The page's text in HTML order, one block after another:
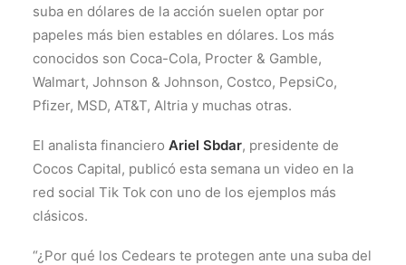
suba en dólares de la acción suelen optar por
papeles más bien estables en dólares. Los más
conocidos son Coca-Cola, Procter & Gamble,
Walmart, Johnson & Johnson, Costco, PepsiCo,
Pfizer, MSD, AT&T, Altria y muchas otras.
El analista financiero Ariel Sbdar, presidente de
Cocos Capital, publicó esta semana un video en la
red social Tik Tok con uno de los ejemplos más
clásicos.
“¿Por qué los Cedears te protegen ante una suba del